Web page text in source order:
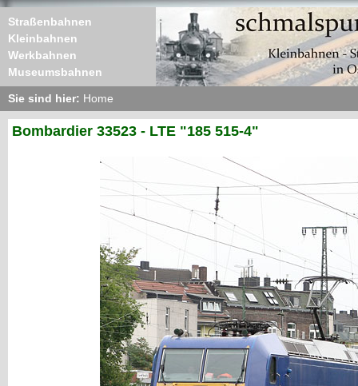
Straßenbahnen
Kleinbahnen
Werkbahnen
Museumsbahnen
Sie sind hier: Home
Bombardier 33523 - LTE "185 515-4"